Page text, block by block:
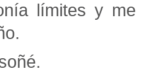
límites y